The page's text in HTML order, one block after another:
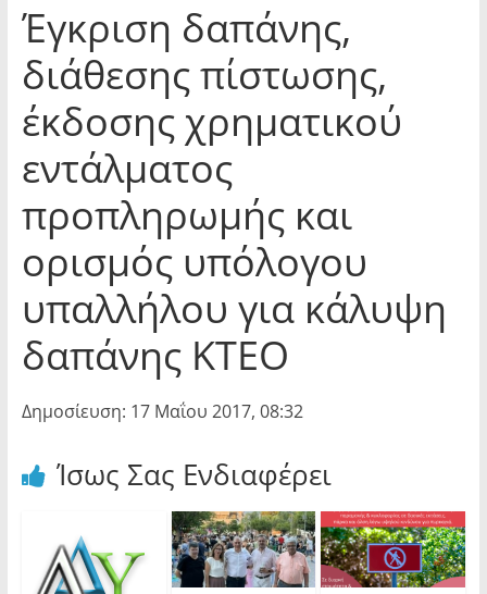
Έγκριση δαπάνης,
διάθεσης πίστωσης,
έκδοσης χρηματικού
εντάλματος
προπληρωμής και
ορισμός υπόλογου
υπαλλήλου για κάλυψη
δαπάνης ΚΤΕΟ
Δημοσίευση: 17 Μαΐου 2017, 08:32
Ίσως Σας Ενδιαφέρει